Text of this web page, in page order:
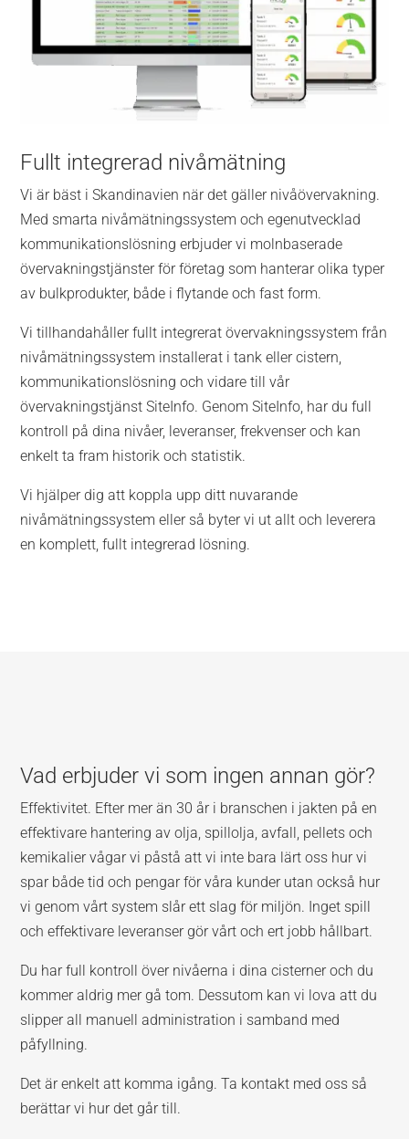
Fullt integrerad nivåmätning
Vi är bäst i Skandinavien när det gäller nivåövervakning.
Med smarta nivåmätningssystem och egenutvecklad
kommunikationslösning erbjuder vi molnbaserade
övervakningstjänster för företag som hanterar olika typer
av bulkprodukter, både i flytande och fast form.
Vi tillhandahåller fullt integrerat övervakningssystem från
nivåmätningssystem installerat i tank eller cistern,
kommunikationslösning och vidare till vår
övervakningstjänst SiteInfo. Genom SiteInfo, har du full
kontroll på dina nivåer, leveranser, frekvenser och kan
enkelt ta fram historik och statistik.
Vi hjälper dig att koppla upp ditt nuvarande
nivåmätningssystem eller så byter vi ut allt och leverera
en komplett, fullt integrerad lösning.
Vad erbjuder vi som ingen annan gör?
Effektivitet. Efter mer än 30 år i branschen i jakten på en
effektivare hantering av olja, spillolja, avfall, pellets och
kemikalier vågar vi påstå att vi inte bara lärt oss hur vi
spar både tid och pengar för våra kunder utan också hur
vi genom vårt system slår ett slag för miljön. Inget spill
och effektivare leveranser gör vårt och ert jobb hållbart.
Du har full kontroll över nivåerna i dina cisterner och du
kommer aldrig mer gå tom. Dessutom kan vi lova att du
slipper all manuell administration i samband med
påfyllning.
Det är enkelt att komma igång. Ta kontakt med oss så
berättar vi hur det går till.